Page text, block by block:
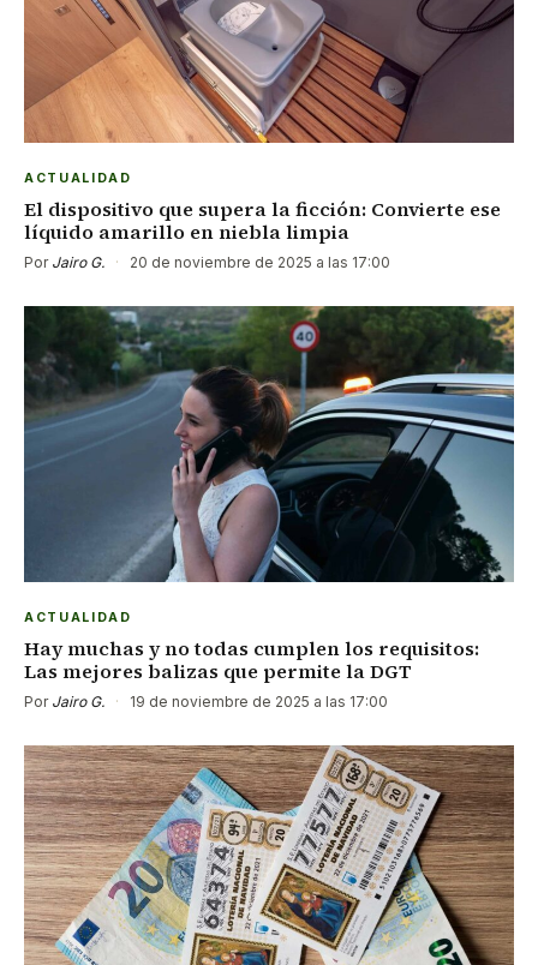
ACTUALIDAD
El dispositivo que supera la ficción: Convierte ese
líquido amarillo en niebla limpia
Por Jairo G. · 20 de noviembre de 2025 a las 17:00
ACTUALIDAD
Hay muchas y no todas cumplen los requisitos:
Las mejores balizas que permite la DGT
Por Jairo G. · 19 de noviembre de 2025 a las 17:00